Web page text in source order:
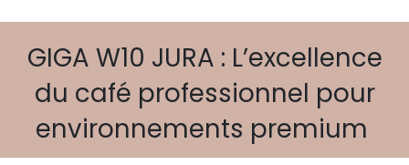
GIGA W10 JURA : L’excellence
du café professionnel pour
environnements premium